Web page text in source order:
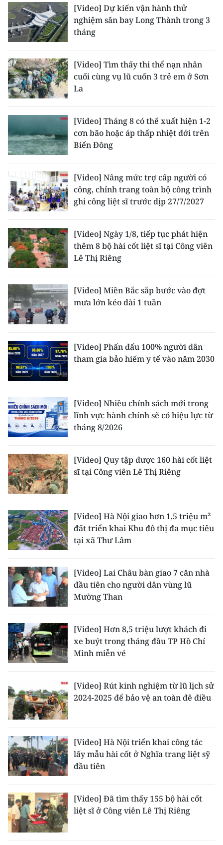
ENGLISH
中文
РУССКИЙ
한국어
[Video] Dự kiến vận hành thử
nghiệm sân bay Long Thành trong 3
tháng
[Video] Tìm thấy thi thể nạn nhân
cuối cùng vụ lũ cuốn 3 trẻ em ở Sơn
La
[Video] Tháng 8 có thể xuất hiện 1-2
cơn bão hoặc áp thấp nhiệt đới trên
Biển Đông
[Video] Nâng mức trợ cấp người có
công, chỉnh trang toàn bộ công trình
ghi công liệt sĩ trước dịp 27/7/2027
[Video] Ngày 1/8, tiếp tục phát hiện
thêm 8 bộ hài cốt liệt sĩ tại Công viên
Lê Thị Riêng
[Video] Miền Bắc sắp bước vào đợt
mưa lớn kéo dài 1 tuần
[Video] Phấn đấu 100% người dân
tham gia bảo hiểm y tế vào năm 2030
[Video] Nhiều chính sách mới trong
lĩnh vực hành chính sẽ có hiệu lực từ
tháng 8/2026
[Video] Quy tập được 160 hài cốt liệt
sĩ tại Công viên Lê Thị Riêng
[Video] Hà Nội giao hơn 1,5 triệu m²
đất triển khai Khu đô thị đa mục tiêu
tại xã Thư Lâm
[Video] Lai Châu bàn giao 7 căn nhà
đầu tiên cho người dân vùng lũ
Mường Than
[Video] Hơn 8,5 triệu lượt khách đi
xe buýt trong tháng đầu TP Hồ Chí
Minh miễn vé
[Video] Rút kinh nghiệm từ lũ lịch sử
2024-2025 để bảo vệ an toàn đê điều
[Video] Hà Nội triển khai công tác
lấy mẫu hài cốt ở Nghĩa trang liệt sỹ
đầu tiên
[Video] Đã tìm thấy 155 bộ hài cốt
liệt sĩ ở Công viên Lê Thị Riêng